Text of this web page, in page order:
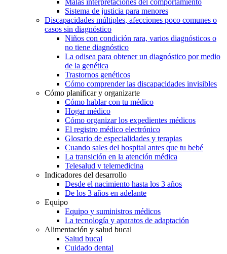
Sistema de justicia para menores
Discapacidades múltiples, afecciones poco comunes o
casos sin diagnóstico
Niños con condición rara, varios diagnósticos o
no tiene diagnóstico
La odisea para obtener un diagnóstico por medio
de la genética
Trastornos genéticos
Cómo comprender las discapacidades invisibles
Cómo planificar y organizarte
Cómo hablar con tu médico
Hogar médico
Cómo organizar los expedientes médicos
El registro médico electrónico
Glosario de especialidades y terapias
Cuando sales del hospital antes que tu bebé
La transición en la atención médica
Telesalud y telemedicina
Indicadores del desarrollo
Desde el nacimiento hasta los 3 años
De los 3 años en adelante
Equipo
Equipo y suministros médicos
La tecnología y aparatos de adaptación
Alimentación y salud bucal
Salud bucal
Cuidado dental